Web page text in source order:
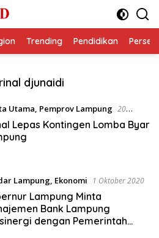
Trending Pendidikan
djunaidi
Utama, Pemprov Lampung 20
2020
Lepas Kontingen Lomba Byar
Lampung, Ekonomi 1 Oktober 2020
Lampung Minta
Bank Lampung
dengan Pemerintah